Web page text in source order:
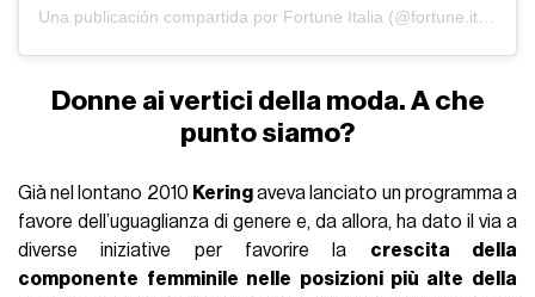
Una publicación compartida por Fortune Italia (@fortune.italia)
Donne ai vertici della moda. A che
punto siamo?
Già nel lontano 2010 Keringaveva lanciato un programma a
favore dell’uguaglianza di genere e, da allora, ha dato il via a
diverse iniziative per favorire la crescita della
componente femminile nelle posizioni più alte della